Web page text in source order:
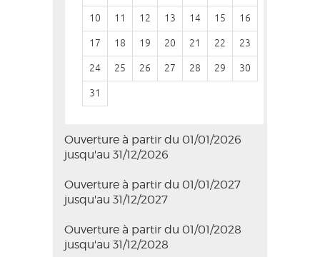
10 11 12 13 14 15 16
17 18 19 20 21 22 23
24 25 26 27 28 29 30
31
Ouverture à partir du 01/01/2026
jusqu'au 31/12/2026
Ouverture à partir du 01/01/2027
jusqu'au 31/12/2027
Ouverture à partir du 01/01/2028
jusqu'au 31/12/2028